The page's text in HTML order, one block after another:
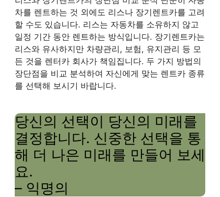
차를 렌트하는 것 외에도 리스나 장기렌트카를 고려
할 수도 있습니다. 리스는 자동차를 소유하지 않고
일정 기간 동안 렌트하는 방식입니다. 장기렌트카는
리스와 유사하지만 차량관리, 보험, 유지관리 등 모
든 것을 렌터카 회사가 책임집니다. 두 가지 방법의
장단점을 비교 분석하여 자신에게 맞는 렌트카 종류
를 선택해 보시기 바랍니다.
당신의 선택이 당신의 미래를
결정합니다. 신중한 선택을 통
해 더 나은 미래를 만들어 보세
요.
– 익명의